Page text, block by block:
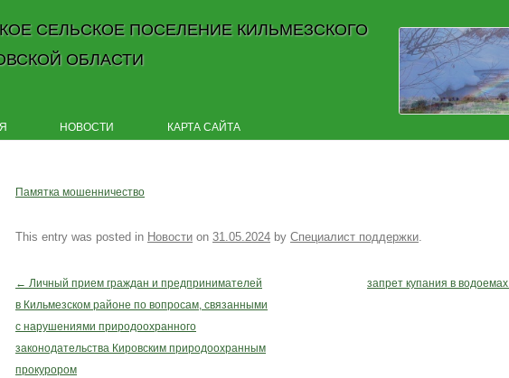
СЕЛЬСКОЕ ПОСЕЛЕНИЕ КИЛЬМЕЗСКОГО
ОБЛАСТИ
Skip to content
НОВОСТИ КАРТА САЙТА
Памятка мошенничество
This entry was posted in Новости on 31.05.2024 by Специалист поддержки
Post navigation
← Личный прием граждан и предпринимателей
в Кильмезском районе по вопросам, связанными
с нарушениями природоохранного
законодательства Кировским природоохранным
прокурором
запрет купания в водоемах